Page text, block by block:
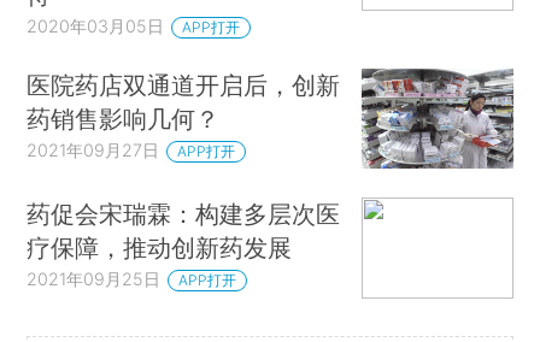
2020年03月05日 APP打开
医院药店双通道开启后，创新
药销售影响几何？
2021年09月27日 APP打开
药促会宋瑞霖：构建多层次医
疗保障，推动创新药发展
2021年09月25日 APP打开